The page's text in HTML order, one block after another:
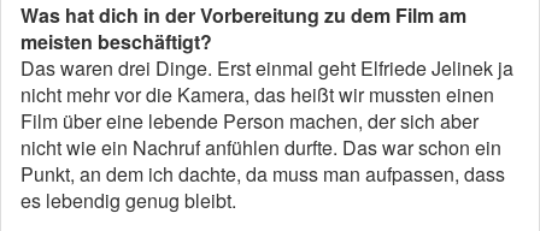
Was hat dich in der Vorbereitung zu dem Film am
meisten beschäftigt?
Das waren drei Dinge. Erst einmal geht El­friede Jelinek ja
nicht mehr vor die Kame­ra, das heißt wir mussten einen
Film über eine lebende Person machen, der sich aber
nicht wie ein Nachruf anfühlen durfte. Das war schon ein
Punkt, an dem ich dachte, da muss man aufpassen, dass
es lebendig genug bleibt.